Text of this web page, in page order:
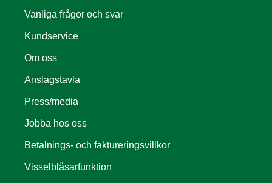
Vanliga frågor och svar
Kundservice
Om oss
Anslagstavla
Press/media
Jobba hos oss
Betalnings- och faktureringsvillkor
Visselblåsarfunktion